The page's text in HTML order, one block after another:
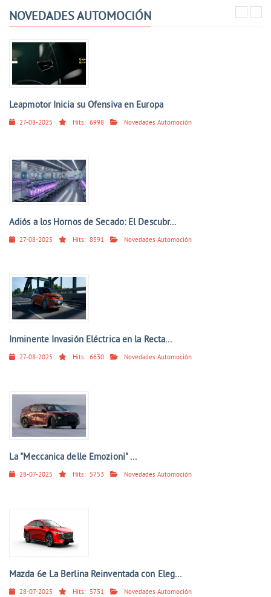
NOVEDADES AUTOMOCIÓN
Leapmotor Inicia su Ofensiva en Europa
27-08-2025 Hits: 6998 Novedades Automoción
Adiós a los Hornos de Secado: El Descubr...
27-08-2025 Hits: 8591 Novedades Automoción
Inminente Invasión Eléctrica en la Recta...
27-08-2025 Hits: 6630 Novedades Automoción
La "Meccanica delle Emozioni" ...
28-07-2025 Hits: 5753 Novedades Automoción
Mazda 6e La Berlina Reinventada con Eleg...
28-07-2025 Hits: 5751 Novedades Automoción